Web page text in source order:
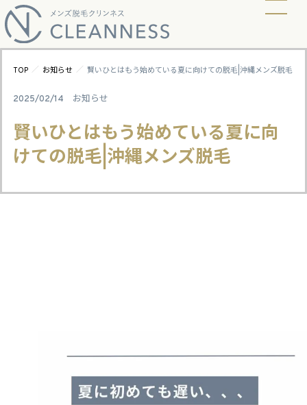
TOP ／ お知らせ ／ 賢いひとはもう始めている夏に向けての脱毛|沖縄メンズ脱毛
2025/02/14 お知らせ
賢いひとはもう始めている夏に向
けての脱毛|沖縄メンズ脱毛